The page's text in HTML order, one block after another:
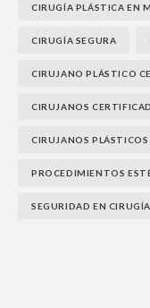
CIRUGÍA PLÁSTICA EN
CIRUGÍA SEGURA
CIRUJANO PLÁSTICO
CIRUJANOS
CIRUJANOS
PROCEDIMIENTOS
SEGURIDAD EN